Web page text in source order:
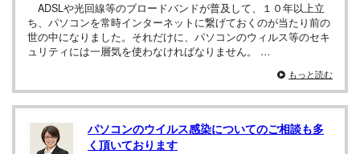
ADSLや光回線等のブロードバンドが普及して、１０年以上立
ち、パソコンを常時インターネットに繋げておくのが当たり前の
世の中になりました。それだけに、パソコンのウィルス等のセキ
ュリティには一層気を使わなければなりません。 …
もっと読む
パソコンのウイルス感染についてのご相談も多
く頂いております